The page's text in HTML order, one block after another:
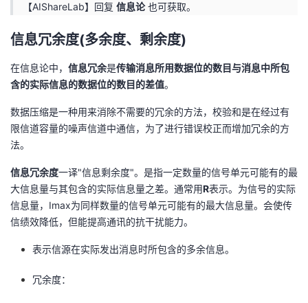
者
我
博
客
的
论
坛
我
的
圈
我
的
我
【AIShareLab】回复 信息论也可获取。
信息冗余度(多余度、剩余度)
在信息论中， 信息冗余是传输消息所用数据位的数目与消息中所包
含的实际信息的数据位的数目的差值。
数据压缩是一种用来消除不需要的冗余的方法，校验和是在经过有
限信道容量的噪声信道中通信，为了进行错误校正而增加冗余的方
法。
信息冗余度一译"信息剩余度"。是指一定数量的信号单元可能有的最
大信息量与其包含的实际信息量之差。通常用R表示。为信号的实际
信息量，Imax为同样数量的信号单元可能有的最大信息量。会使传
信绩效降低，但能提高通讯的抗干扰能力。
表示信源在实际发出消息时所包含的多余信息。
冗余度：